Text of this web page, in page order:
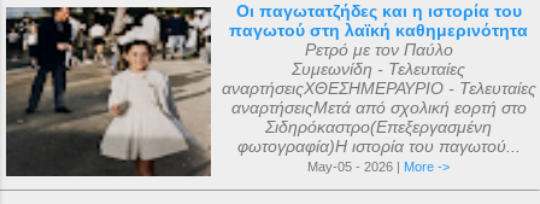
Οι παγωτατζήδες και η ιστορία του
παγωτού στη λαϊκή καθημερινότητα
Ρετρό με τον Παύλο
Συμεωνίδη - Τελευταίες
αναρτήσειςΧΘΕΣΗΜΕΡΑΥΡΙΟ - Τελευταίες
αναρτήσειςΜετά από σχολική εορτή στο
Σιδηρόκαστρο(Επεξεργασμένη
φωτογραφία)Η ιστορία του παγωτού...
May-05 - 2026 | More ->